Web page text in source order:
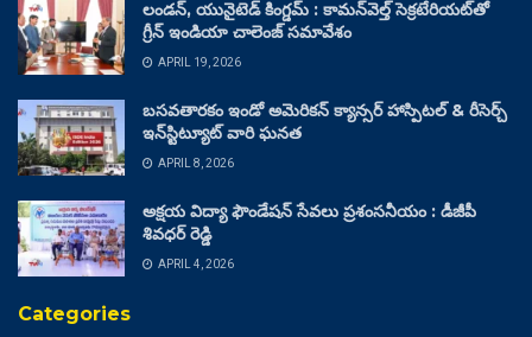
లండన్, యునైటెడ్ కింగ్డమ్ : కామన్‌వెల్త్ సెక్రటేరియట్‌తో
గ్రీన్ ఇండియా చాలెంజ్ సమావేశం
APRIL 19, 2026
బసవతారకం ఇండో అమెరికన్ క్యాన్సర్ హాస్పిటల్ & రీసెర్చ్
ఇన్‌స్టిట్యూట్ వారి ఘనత
APRIL 8, 2026
అక్షయ విద్యా ఫౌండేషన్ సేవలు ప్రశంసనీయం : డీజీపీ
శివధర్ రెడ్డి
APRIL 4, 2026
Categories